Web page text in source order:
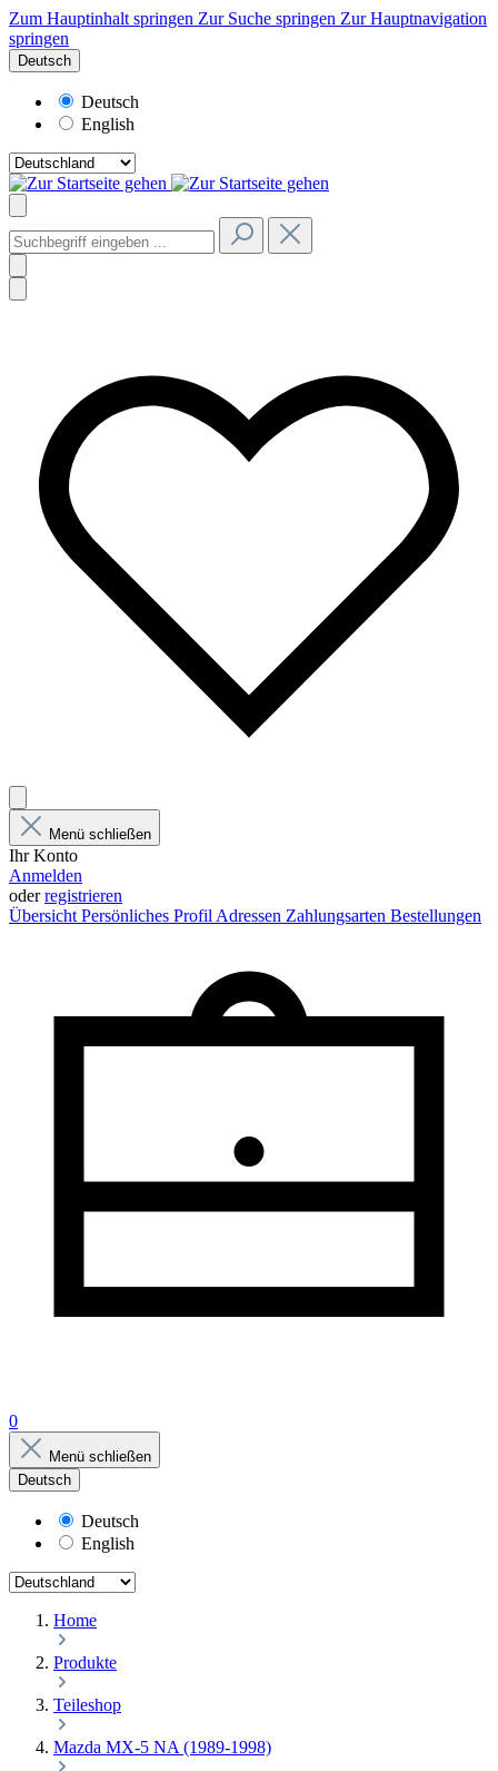
Zum Hauptinhalt springen Zur Suche springen Zur Hauptnavigation
springen
Deutsch
Deutsch
English
Menü schließen
Ihr Konto
Anmelden
oderregistrieren
Übersicht Persönliches Profil Adressen Zahlungsarten Bestellungen
0
Menü schließen
Deutsch
Deutsch
English
Home
Produkte
Teileshop
Mazda MX-5 NA (1989-1998)